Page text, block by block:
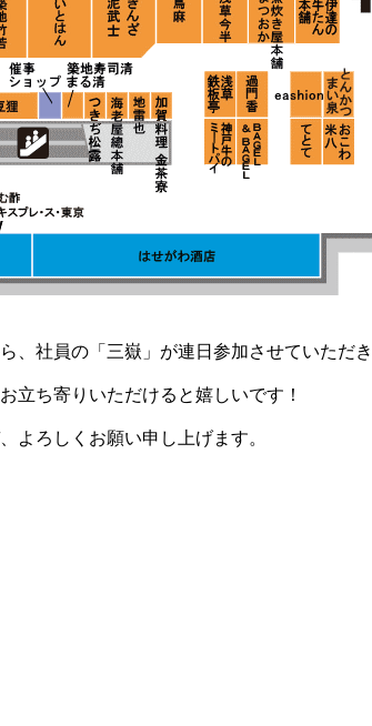
、社員の「三嶽」が連日参加させていただき
立ち寄りいただけると嬉しいです！
よろしくお願い申し上げます。